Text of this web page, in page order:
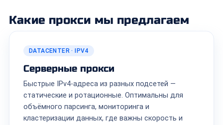
Какие прокси мы предлагаем
DATACENTER · IPV4
Серверные прокси
Быстрые IPv4-адреса из разных подсетей —
статические и ротационные. Оптимальны для
объёмного парсинга, мониторинга и
кластеризации данных, где важны скорость и